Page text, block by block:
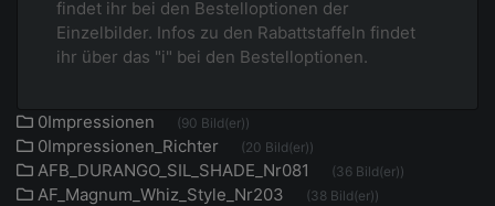
findet ihr bei den Bestelloptionen der
Einzelbilder. Infos zu den Rabattstaffeln findet
ihr über das "i" bei den Bestelloptionen.
0Impressionen (90 Bild(er))
0Impressionen_Richter (20 Bild(er))
AFB_DURANGO_SIL_SHADE_Nr081 (36 Bild(er))
AF_Magnum_Whiz_Style_Nr203 (38 Bild(er))